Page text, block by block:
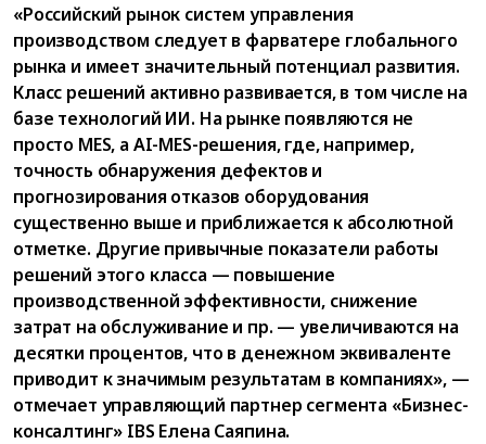
«Российский рынок систем управления
производством следует в фарватере глобального
рынка и имеет значительный потенциал развития.
Класс решений активно развивается, в том числе на
базе технологий ИИ. На рынке появляются не
просто MES, а AI-MES-решения, где, например,
точность обнаружения дефектов и
прогнозирования отказов оборудования
существенно выше и приближается к абсолютной
отметке. Другие привычные показатели работы
решений этого класса — повышение
производственной эффективности, снижение
затрат на обслуживание и пр. — увеличиваются на
десятки процентов, что в денежном эквиваленте
приводит к значимым результатам в компаниях», —
отмечает управляющий партнер сегмента «Бизнес-
консалтинг» IBS Елена Саяпина.